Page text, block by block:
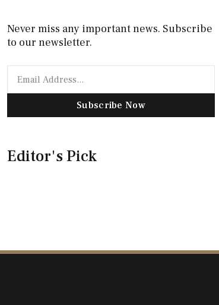
Never miss any important news. Subscribe
to our newsletter.
Subscribe Now
Editor's Pick